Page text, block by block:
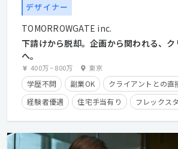
デザイナー
TOMORROWGATE inc.
下請けから脱却。企画から関われる、
へ。
400万~800万 東京
学歴不問 副業OK
クライアントとの直
経験者優遇
住宅手当有り フレックス